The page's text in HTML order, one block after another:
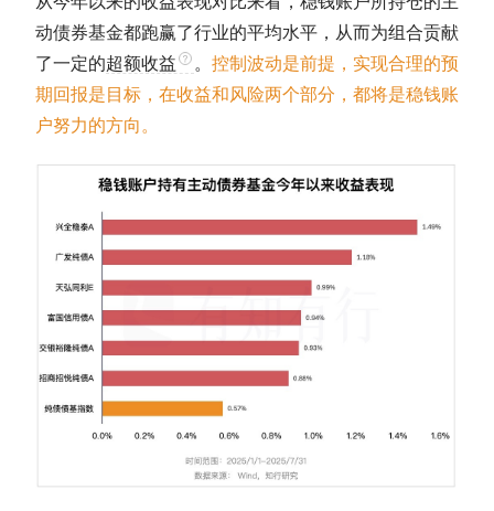
动债券基金都跑赢了行业的平均水平，从而为组合贡献
了一定的超额收益 。 控制波动是前提，实现合理的预
期回报是目标，在收益和风险两个部分，都将是稳钱账
户努力的方向。